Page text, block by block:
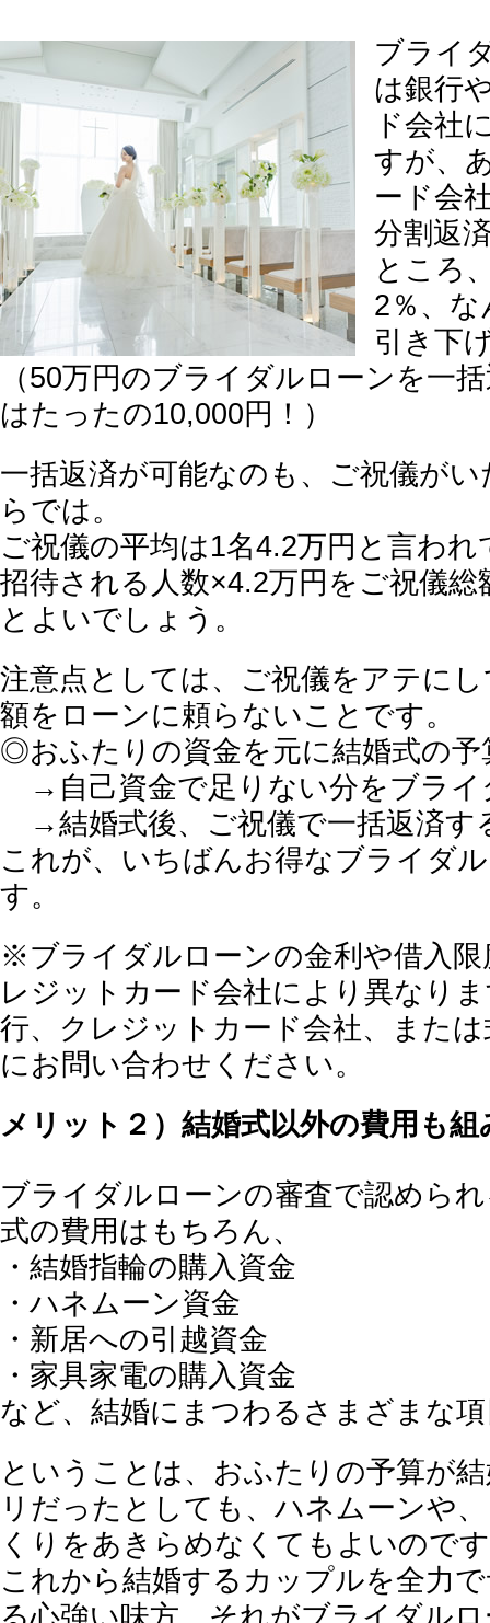
ブライ
は銀行
ド会社
すが、
ード会
分割返
ところ
2％、な
引き下
（50万円のブライダルローンを一
はたったの10,000円！）
一括返済が可能なのも、ご祝儀が
らでは。
ご祝儀の平均は1名4.2万円と言わ
招待される人数×4.2万円をご祝儀
とよいでしょう。
注意点としては、ご祝儀をアテに
額をローンに頼らないことです。
◎おふたりの資金を元に結婚式の予
→自己資金で足りない分をブライ
→結婚式後、ご祝儀で一括返済す
これが、いちばんお得なブライダ
す。
※ブライダルローンの金利や借入限
レジットカード会社により異なり
行、クレジットカード会社、また
にお問い合わせください。
メリット２）結婚式以外の費用も組
ブライダルローンの審査で認めら
式の費用はもちろん、
・結婚指輪の購入資金
・ハネムーン資金
・新居への引越資金
・家具家電の購入資金
など、結婚にまつわるさまざまな
ということは、おふたりの予算が
リだったとしても、ハネムーンや
くりをあきらめなくてもよいので
これから結婚するカップルを全力
る心強い味方、それがブライダル